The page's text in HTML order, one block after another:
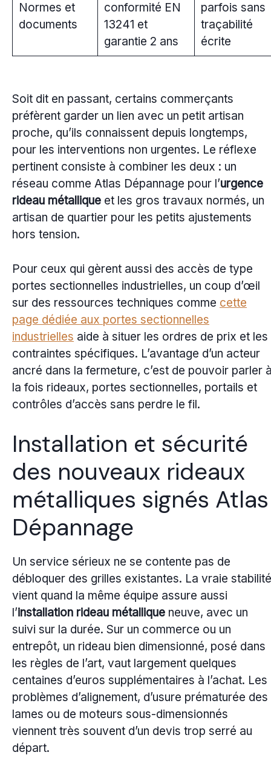
Normes et
documents
conformité EN
13241 et
garantie 2 ans
parfois sans
traçabilité
écrite
Soit dit en passant, certains commerçants
préfèrent garder un lien avec un petit artisan
proche, qu’ils connaissent depuis longtemps,
pour les interventions non urgentes. Le réflexe
pertinent consiste à combiner les deux : un
réseau comme Atlas Dépannage pour l’urgence
rideau métallique et les gros travaux normés, un
artisan de quartier pour les petits ajustements
hors tension.
Pour ceux qui gèrent aussi des accès de type
portes sectionnelles industrielles, un coup d’œil
sur des ressources techniques comme cette
page dédiée aux portes sectionnelles
industrielles aide à situer les ordres de prix et les
contraintes spécifiques. L’avantage d’un acteur
ancré dans la fermeture, c’est de pouvoir parler
la fois rideaux, portes sectionnelles, portails et
contrôles d’accès sans perdre le fil.
Installation et sécurité
des nouveaux rideaux
métalliques signés Atlas
Dépannage
Un service sérieux ne se contente pas de
débloquer des grilles existantes. La vraie stabilité
vient quand la même équipe assure aussi
l’installation rideau métallique neuve, avec un
suivi sur la durée. Sur un commerce ou un
entrepôt, un rideau bien dimensionné, posé dans
les règles de l’art, vaut largement quelques
centaines d’euros supplémentaires à l’achat. Les
problèmes d’alignement, d’usure prématurée des
lames ou de moteurs sous-dimensionnés
viennent très souvent d’un devis trop serré au
départ.